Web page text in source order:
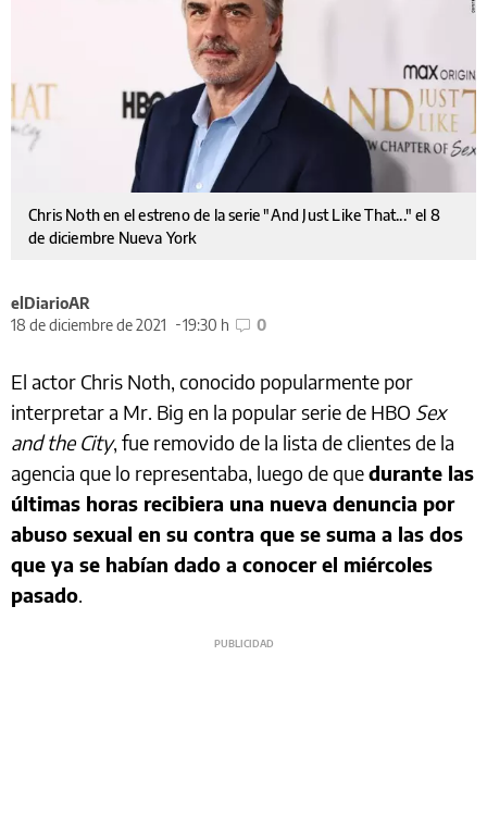
Chris Noth en el estreno de la serie "And Just Like That..." el 8
de diciembre Nueva York
elDiarioAR
18 de diciembre de 2021
19:30 h 0
El actor Chris Noth, conocido popularmente por
interpretar a Mr. Big en la popular serie de HBO Sex
and the City, fue removido de la lista de clientes de la
agencia que lo representaba, luego de quedurante las
últimas horas recibiera una nueva denuncia por
abuso sexual en su contra que se suma a las dos
que ya se habían dado a conocer el miércoles
pasado.